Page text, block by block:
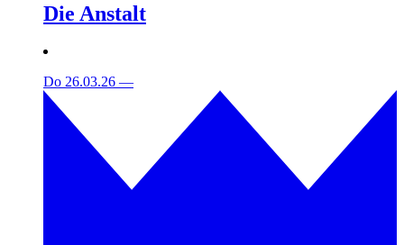
Die Anstalt
Do 26.03.26 —